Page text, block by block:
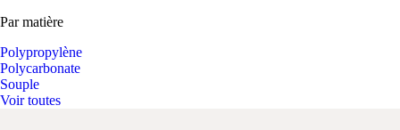
Par matière
Polypropylène
Polycarbonate
Souple
Voir toutes